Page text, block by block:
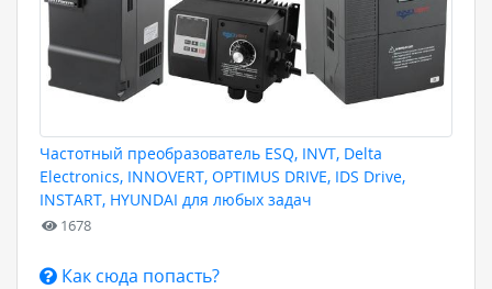
Частотный преобразователь ESQ, INVT, Delta
Electronics, INNOVERT, OPTIMUS DRIVE, IDS Drive,
INSTART, HYUNDAI для любых задач
1678
Как сюда попасть?